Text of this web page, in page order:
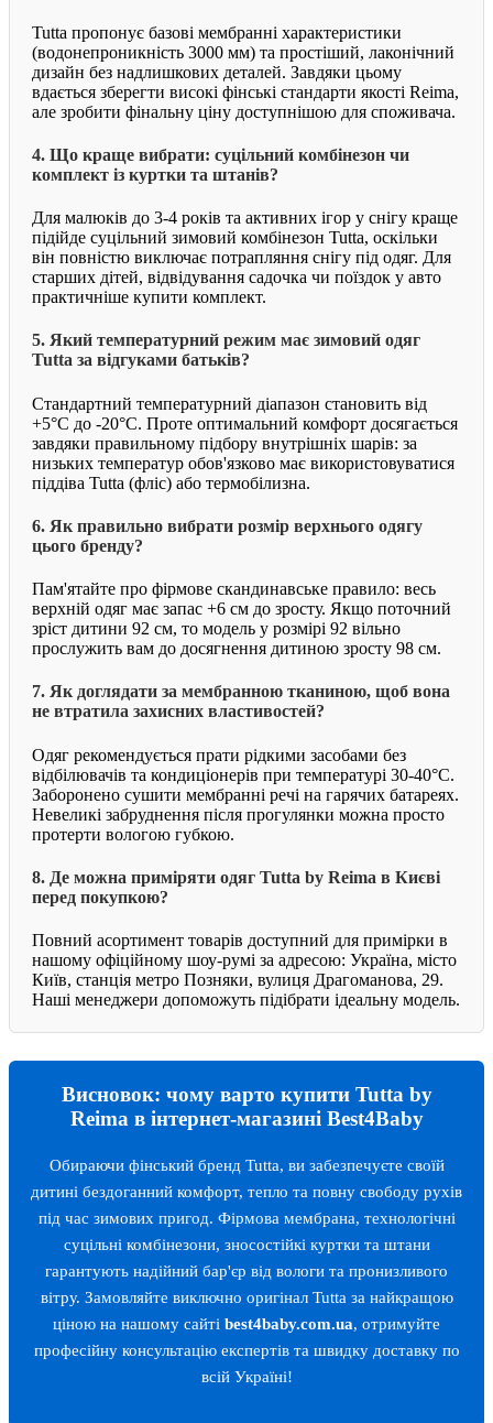
Tutta пропонує базові мембранні характеристики
(водонепроникність 3000 мм) та простіший, лаконічний
дизайн без надлишкових деталей. Завдяки цьому
вдається зберегти високі фінські стандарти якості Reima,
але зробити фінальну ціну доступнішою для споживача.
4. Що краще вибрати: суцільний комбінезон чи
комплект із куртки та штанів?
Для малюків до 3-4 років та активних ігор у снігу краще
підійде суцільний зимовий комбінезон Tutta, оскільки
він повністю виключає потрапляння снігу під одяг. Для
старших дітей, відвідування садочка чи поїздок у авто
практичніше купити комплект.
5. Який температурний режим має зимовий одяг
Tutta за відгуками батьків?
Стандартний температурний діапазон становить від
+5°C до -20°C. Проте оптимальний комфорт досягається
завдяки правильному підбору внутрішніх шарів: за
низьких температур обов'язково має використовуватися
піддіва Tutta (фліс) або термобілизна.
6. Як правильно вибрати розмір верхнього одягу
цього бренду?
Пам'ятайте про фірмове скандинавське правило: весь
верхній одяг має запас +6 см до зросту. Якщо поточний
зріст дитини 92 см, то модель у розмірі 92 вільно
прослужить вам до досягнення дитиною зросту 98 см.
7. Як доглядати за мембранною тканиною, щоб вона
не втратила захисних властивостей?
Одяг рекомендується прати рідкими засобами без
відбілювачів та кондиціонерів при температурі 30-40°C.
Заборонено сушити мембранні речі на гарячих батареях.
Невеликі забруднення після прогулянки можна просто
протерти вологою губкою.
8. Де можна приміряти одяг Tutta by Reima в Києві
перед покупкою?
Повний асортимент товарів доступний для примірки в
нашому офіційному шоу-румі за адресою: Україна, місто
Київ, станція метро Позняки, вулиця Драгоманова, 29.
Наші менеджери допоможуть підібрати ідеальну модель.
Висновок: чому варто купити Tutta by
Reima в інтернет-магазині Best4Baby
Обираючи фінський бренд Tutta, ви забезпечуєте своїй
дитині бездоганний комфорт, тепло та повну свободу рухів
під час зимових пригод. Фірмова мембрана, технологічні
суцільні комбінезони, зносостійкі куртки та штани
гарантують надійний бар'єр від вологи та пронизливого
вітру. Замовляйте виключно оригінал Tutta за найкращою
ціною на нашому сайті best4baby.com.ua, отримуйте
професійну консультацію експертів та швидку доставку по
всій Україні!